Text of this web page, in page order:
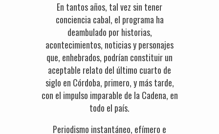
En tantos años, tal vez sin tener
conciencia cabal, el programa ha
deambulado por historias,
acontecimientos, noticias y personajes
que, enhebrados, podrían constituir un
aceptable relato del último cuarto de
siglo en Córdoba, primero, y más tarde,
con el impulso imparable de la Cadena, en
todo el país.
Periodismo instantáneo, efímero e